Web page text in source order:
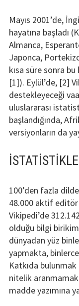
Mayıs 2001’de,
hayatına başladı
Almanca,
Japonca,
kısa süre sonra
[1]). Eylül’de, [2]
destekleyeceği
uluslararası
başlandığında,
versiyonların da
100’den fazla
48.000 aktif editör
Vikipedi’de
olduğu bilgi
dünyadan yüz
yapmakta,
Katkıda
nitelik
madde yazımına